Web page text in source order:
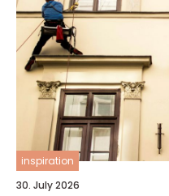
inspiration
30. July 2026